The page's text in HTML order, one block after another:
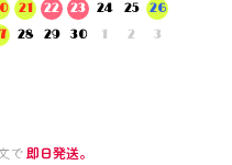
21 22 23 24 25
26
28 29 30 1 2 3
で 即日発送。